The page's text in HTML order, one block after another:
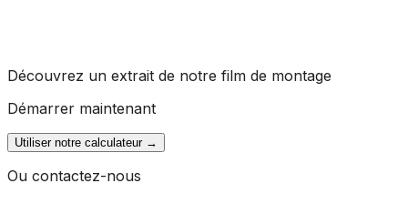
Découvrez un extrait de notre film de montage
Démarrer maintenant
Utiliser notre calculateur→
Ou contactez-nous